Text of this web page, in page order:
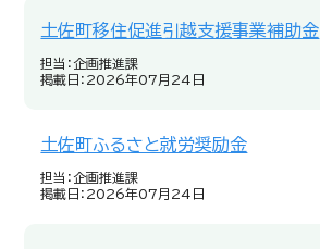
土佐町移住促進引越支援事業補助金
担当：企画推進課
掲載日：2026年07月24日
土佐町ふるさと就労奨励金
担当：企画推進課
掲載日：2026年07月24日